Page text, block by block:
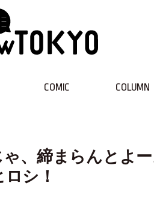
COMIC COLUMN
、締まらんとよー
シ！